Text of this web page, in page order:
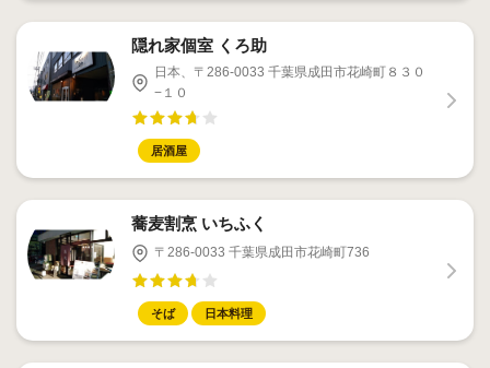
隠れ家個室 くろ助
日本、〒286-0033 千葉県成田市花崎町８３０
−１０
居酒屋
蕎麦割烹 いちふく
〒286-0033 千葉県成田市花崎町736
そば 日本料理